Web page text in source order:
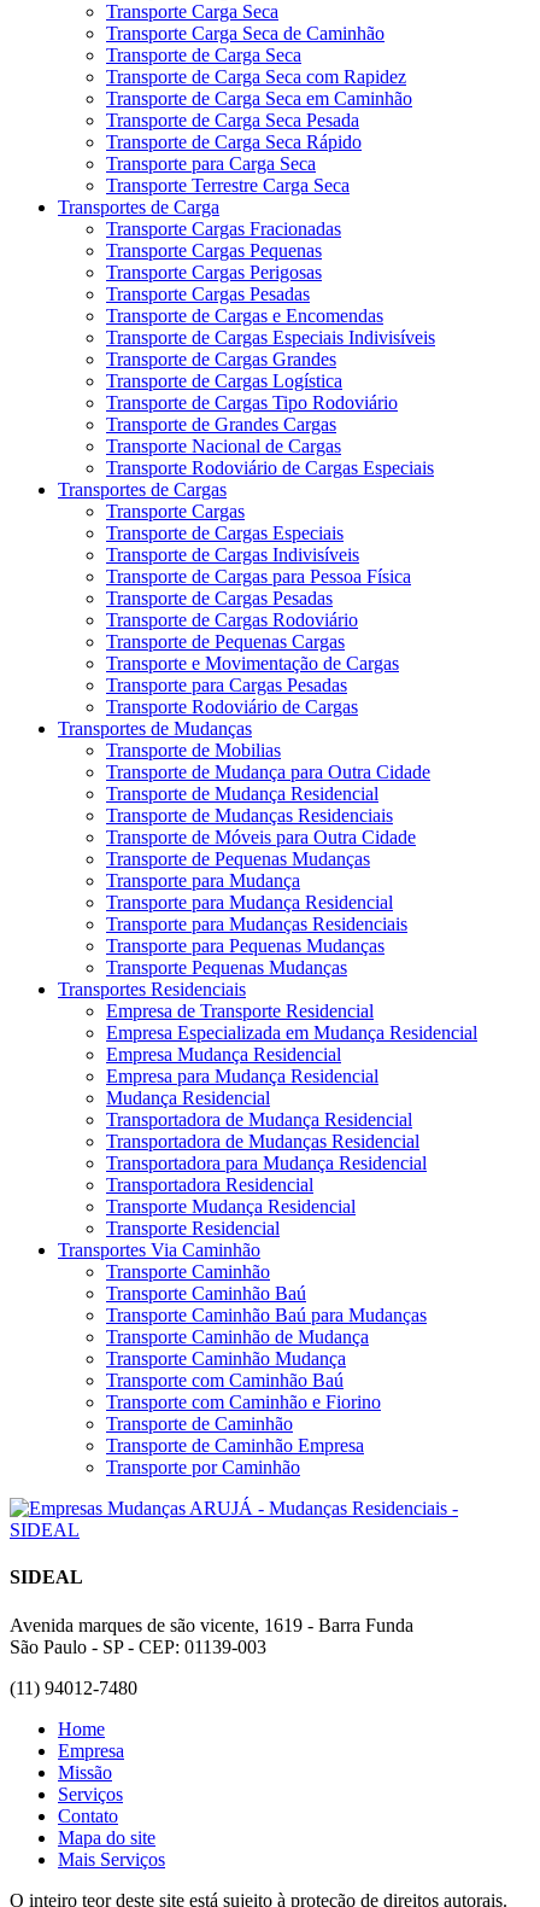
Transporte Carga Seca
Transporte Carga Seca de Caminhão
Transporte de Carga Seca
Transporte de Carga Seca com Rapidez
Transporte de Carga Seca em Caminhão
Transporte de Carga Seca Pesada
Transporte de Carga Seca Rápido
Transporte para Carga Seca
Transporte Terrestre Carga Seca
Transportes de Carga
Transporte Cargas Fracionadas
Transporte Cargas Pequenas
Transporte Cargas Perigosas
Transporte Cargas Pesadas
Transporte de Cargas e Encomendas
Transporte de Cargas Especiais Indivisíveis
Transporte de Cargas Grandes
Transporte de Cargas Logística
Transporte de Cargas Tipo Rodoviário
Transporte de Grandes Cargas
Transporte Nacional de Cargas
Transporte Rodoviário de Cargas Especiais
Transportes de Cargas
Transporte Cargas
Transporte de Cargas Especiais
Transporte de Cargas Indivisíveis
Transporte de Cargas para Pessoa Física
Transporte de Cargas Pesadas
Transporte de Cargas Rodoviário
Transporte de Pequenas Cargas
Transporte e Movimentação de Cargas
Transporte para Cargas Pesadas
Transporte Rodoviário de Cargas
Transportes de Mudanças
Transporte de Mobilias
Transporte de Mudança para Outra Cidade
Transporte de Mudança Residencial
Transporte de Mudanças Residenciais
Transporte de Móveis para Outra Cidade
Transporte de Pequenas Mudanças
Transporte para Mudança
Transporte para Mudança Residencial
Transporte para Mudanças Residenciais
Transporte para Pequenas Mudanças
Transporte Pequenas Mudanças
Transportes Residenciais
Empresa de Transporte Residencial
Empresa Especializada em Mudança Residencial
Empresa Mudança Residencial
Empresa para Mudança Residencial
Mudança Residencial
Transportadora de Mudança Residencial
Transportadora de Mudanças Residencial
Transportadora para Mudança Residencial
Transportadora Residencial
Transporte Mudança Residencial
Transporte Residencial
Transportes Via Caminhão
Transporte Caminhão
Transporte Caminhão Baú
Transporte Caminhão Baú para Mudanças
Transporte Caminhão de Mudança
Transporte Caminhão Mudança
Transporte com Caminhão Baú
Transporte com Caminhão e Fiorino
Transporte de Caminhão
Transporte de Caminhão Empresa
Transporte por Caminhão
SIDEAL
Avenida marques de são vicente, 1619 - Barra Funda
São Paulo - SP - CEP: 01139-003
(11) 94012-7480
Home
Empresa
Missão
Serviços
Contato
Mapa do site
Mais Serviços
O inteiro teor deste site está sujeito à proteção de direitos autorais.